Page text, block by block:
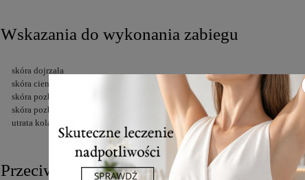
Wskazania do wykonania zabiegu
skóra dojrzała
skóra cienka
skóra pozbawiona blasku
skóra pozbawiona elastyczności
utrata kolagenu
Przeciwwskazania do wykonania zabiegu